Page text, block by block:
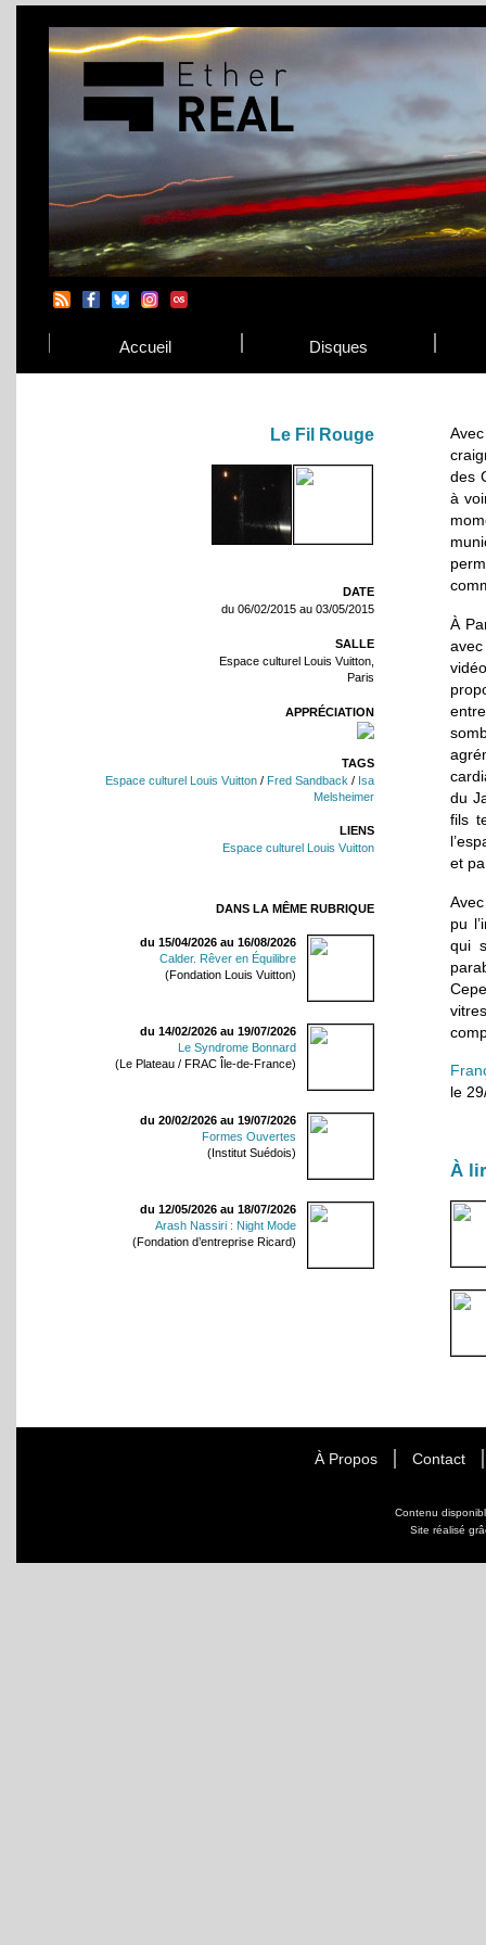
Accueil Disques
Le Fil Rouge
DATE
du 06/02/2015 au 03/05/2015
SALLE
Espace culturel Louis Vuitton,
Paris
APPRÉCIATION
TAGS
Espace culturel Louis Vuitton / Fred Sandback / Isa
Melsheimer
LIENS
Espace culturel Louis Vuitton
DANS LA MÊME RUBRIQUE
du 15/04/2026 au 16/08/2026
Calder. Rêver en Équilibre
(Fondation Louis Vuitton)
du 14/02/2026 au 19/07/2026
Le Syndrome Bonnard
(Le Plateau / FRAC Île-de-France)
du 20/02/2026 au 19/07/2026
Formes Ouvertes
(Institut Suédois)
du 12/05/2026 au 18/07/2026
Arash Nassiri : Night Mode
(Fondation d’entreprise Ricard)
des
à
À
du
fils
et
pu
qui
le
À
À Propos Contact
Contenu
Site réalisé